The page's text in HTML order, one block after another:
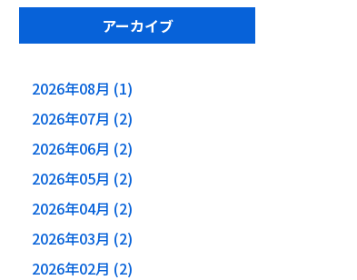
アーカイブ
2026年08月 (1)
2026年07月 (2)
2026年06月 (2)
2026年05月 (2)
2026年04月 (2)
2026年03月 (2)
2026年02月 (2)